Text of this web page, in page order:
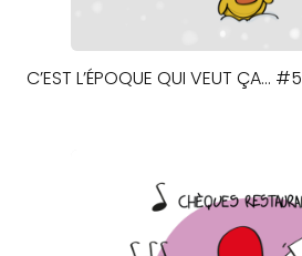
C’EST L’ÉPOQUE QUI VEUT ÇA… #5